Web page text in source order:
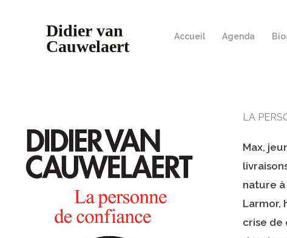
Accueil Agenda
LA
Max,
nature à
Larmor,
crise de